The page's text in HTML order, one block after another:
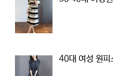
40대 여성 원